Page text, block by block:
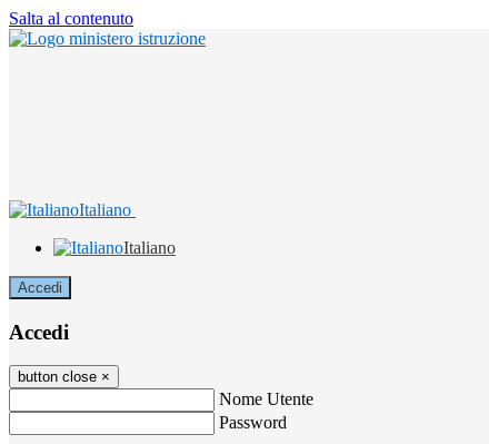
Salta al contenuto
Italiano
Italiano
Accedi
Accedi
button close ×
Nome Utente
Password